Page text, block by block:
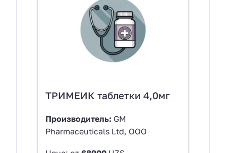
ТРИМЕИК таблетки 4,0мг
Производитель: GM
Pharmaceuticals Ltd, OOO